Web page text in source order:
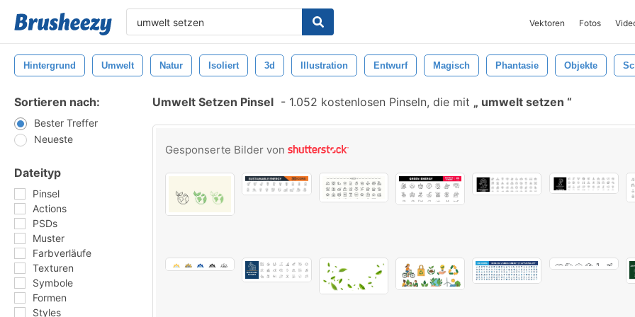
Vektoren Fotos
Hintergrund Umwelt Natur Isoliert 3d Illustration Entwurf Magisch Phantasie Objekte
Sortieren nach:
Bester Treffer
Neueste
Dateityp
Pinsel
Actions
PSDs
Muster
Farbverläufe
Texturen
Symbole
Formen
Styles
Umwelt Setzen Pinsel - 1.052 kostenlosen Pinseln, die mit umwelt setzen
Gesponserte Bilder von